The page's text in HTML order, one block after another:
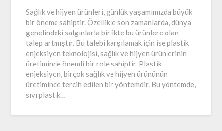
Sağlık ve hijyen ürünleri, günlük yaşamımızda büyük
bir öneme sahiptir. Özellikle son zamanlarda, dünya
genelindeki salgınlarla birlikte bu ürünlere olan
talep artmıştır. Bu talebi karşılamak için ise plastik
enjeksiyon teknolojisi, sağlık ve hijyen ürünlerinin
üretiminde önemli bir role sahiptir. Plastik
enjeksiyon, birçok sağlık ve hijyen ürününün
üretiminde tercih edilen bir yöntemdir. Bu yöntemde,
sıvı plastik…